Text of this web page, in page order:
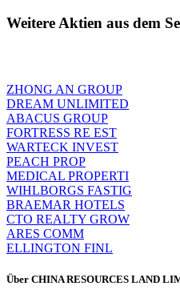
Weitere Aktien aus dem
ZHONG AN GROUP
DREAM UNLIMITED
ABACUS GROUP
FORTRESS RE EST
WARTECK INVEST
PEACH PROP
MEDICAL PROPERTI
WIHLBORGS FASTIG
BRAEMAR HOTELS
CTO REALTY GROW
ARES COMM
ELLINGTON FINL
Über CHINA RESOURCES LAND